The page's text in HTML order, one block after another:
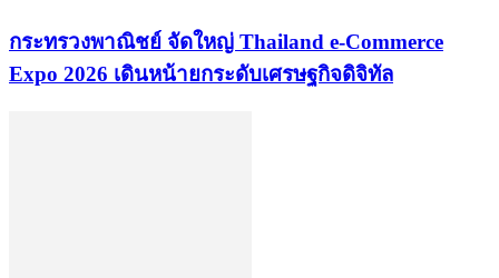
กระทรวงพาณิชย์ จัดใหญ่ Thailand e-Commerce
Expo 2026 เดินหน้ายกระดับเศรษฐกิจดิจิทัล